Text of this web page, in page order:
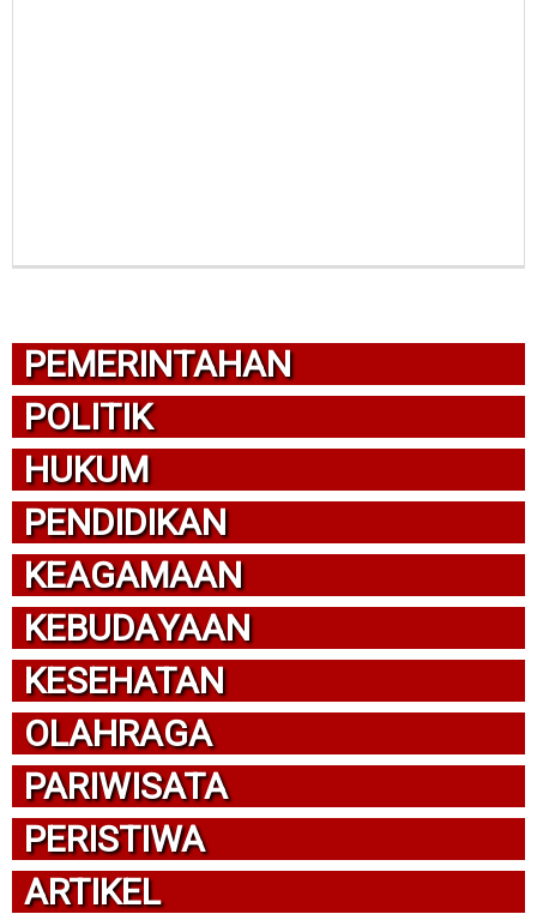
PEMERINTAHAN
POLITIK
HUKUM
PENDIDIKAN
KEAGAMAAN
KEBUDAYAAN
KESEHATAN
OLAHRAGA
PARIWISATA
PERISTIWA
ARTIKEL